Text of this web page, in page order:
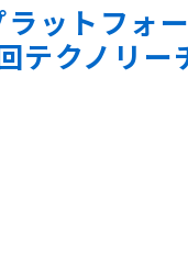
ットフォ
テクノリー